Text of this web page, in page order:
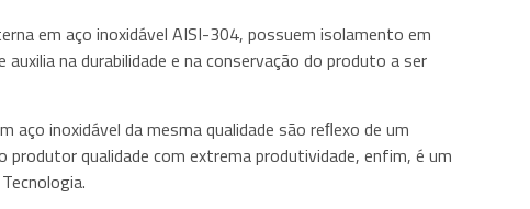
em aço inoxidável AISI-304, possuem isolamento em
na durabilidade e na conservação do produto a ser
inoxidável da mesma qualidade são reﬂexo de um
qualidade com extrema produtividade, enfim, é um